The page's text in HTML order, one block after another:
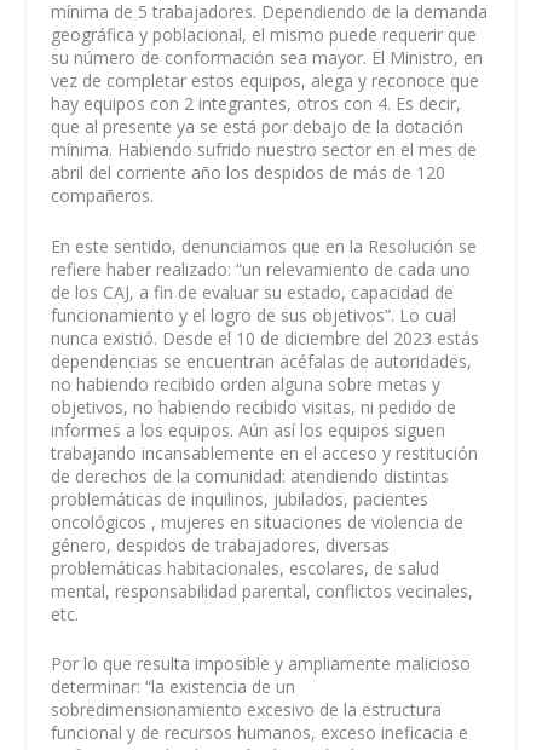
mínima de 5 trabajadores. Dependiendo de la demanda
geográfica y poblacional, el mismo puede requerir que
su número de conformación sea mayor. El Ministro, en
vez de completar estos equipos, alega y reconoce que
hay equipos con 2 integrantes, otros con 4. Es decir,
que al presente ya se está por debajo de la dotación
mínima. Habiendo sufrido nuestro sector en el mes de
abril del corriente año los despidos de más de 120
compañeros.
En este sentido, denunciamos que en la Resolución se
refiere haber realizado: “un relevamiento de cada uno
de los CAJ, a fin de evaluar su estado, capacidad de
funcionamiento y el logro de sus objetivos”. Lo cual
nunca existió. Desde el 10 de diciembre del 2023 estás
dependencias se encuentran acéfalas de autoridades,
no habiendo recibido orden alguna sobre metas y
objetivos, no habiendo recibido visitas, ni pedido de
informes a los equipos. Aún así los equipos siguen
trabajando incansablemente en el acceso y restitución
de derechos de la comunidad: atendiendo distintas
problemáticas de inquilinos, jubilados, pacientes
oncológicos , mujeres en situaciones de violencia de
género, despidos de trabajadores, diversas
problemáticas habitacionales, escolares, de salud
mental, responsabilidad parental, conflictos vecinales,
etc.
Por lo que resulta imposible y ampliamente malicioso
determinar: “la existencia de un
sobredimensionamiento excesivo de la estructura
funcional y de recursos humanos, exceso ineficacia e